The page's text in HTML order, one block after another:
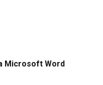
Microsoft Word